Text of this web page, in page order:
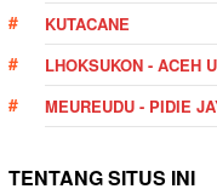
KUTACANE
LHOKSUKON - ACEH
MEUREUDU - PIDIE
TENTANG SITUS INI